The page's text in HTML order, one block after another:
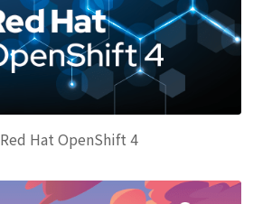
Red Hat OpenShift 4